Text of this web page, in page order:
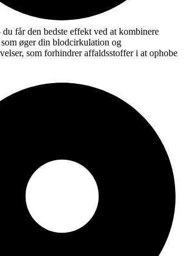
får den bedste effekt ved at kombinere
øger din blodcirkulation og
som forhindrer affaldsstoffer i at ophobe